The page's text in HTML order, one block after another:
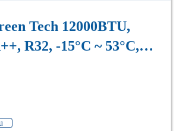
Tech 12000BTU,
R32, -15°C ~ 53°C,